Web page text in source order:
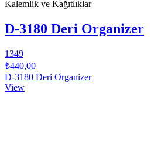
Kalemlik ve Kağıtlıklar
D-3180 Deri Organizer
1349
₺440,00
D-3180 Deri Organizer
View